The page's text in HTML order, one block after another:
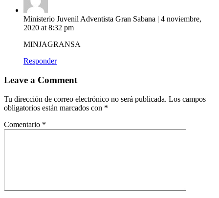
Ministerio Juvenil Adventista Gran Sabana
4 noviembre,
2020 at 8:32 pm
MINJAGRANSA
Responder
Leave a Comment
Tu dirección de correo electrónico no será publicada. Los campos
obligatorios están marcados con *
Comentario *